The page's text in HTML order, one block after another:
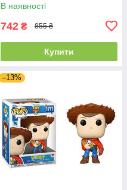
В наявності
742 ₴ 855 ₴
Купити
–13%